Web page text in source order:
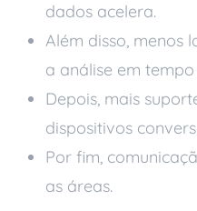
dados acelera.
Além disso, menos
a análise em
Depois, mais
dispositivos
Por fim,
as áreas.